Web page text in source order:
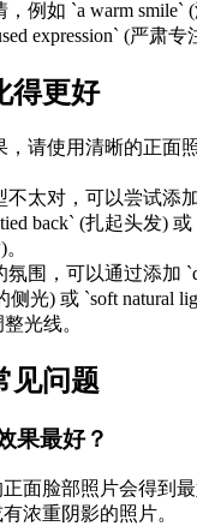
例如 `a warm smile`
expression` (严肃专
得更好
，请使用清晰的正面
不太对，可以尝试添
back` (扎起头发) 或
围，可以通过添加
侧光) 或 `soft natural
光线。
见问题
果最好？
面脸部照片会得到
浓重阴影的照片。